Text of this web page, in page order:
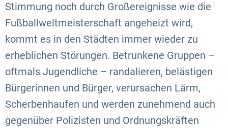
Stimmung noch durch Großereignisse wie die
Fußballweltmeisterschaft angeheizt wird,
kommt es in den Städten immer wieder zu
erheblichen Störungen. Betrunkene Gruppen –
oftmals Jugendliche – randalieren, belästigen
Bürgerinnen und Bürger, verursachen Lärm,
Scherbenhaufen und werden zunehmend auch
gegenüber Polizisten und Ordnungskräften